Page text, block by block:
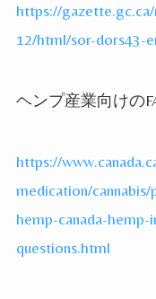
https://
12/html/sor-dors43-
ヘンプ産業向けの
https://
medication/
hemp-canada-
questions.html